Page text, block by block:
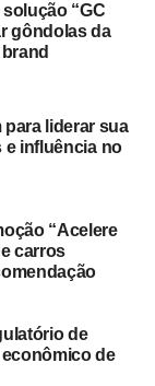
“GC
gôndolas da
para liderar sua
e influência no
“Acelere
carros
de
de